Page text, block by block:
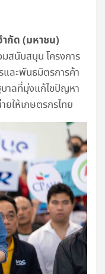
กัด (มหาชน)
สนับสนุน โครงการ
และพันธมิตรการค้า
บาลที่มุ่งแก้ไขปัญหา
ยให้เกษตรกรไทย